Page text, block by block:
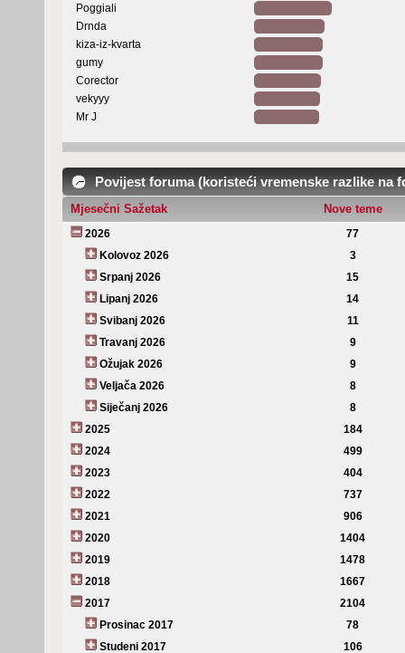
Poggiali
Drnda
kiza-iz-kvarta
gumy
Corector
vekyyy
Mr J
Povijest foruma (koristeći vremenske razlike na
Mjesečni Sažetak Nove teme
2026
77
Kolovoz 2026
3
Srpanj 2026
15
Lipanj 2026
14
Svibanj 2026
11
Travanj 2026
9
Ožujak 2026
9
Veljača 2026
8
Siječanj 2026
8
2025
184
2024
499
2023
404
2022
737
2021
906
2020
1404
2019
1478
2018
1667
2017
2104
Prosinac 2017
78
Studeni 2017
106